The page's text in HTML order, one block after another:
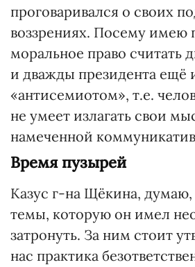
проговаривался о своих
воззрениях. Посему имею
моральное право считать
и дважды президента ещё
«антисемиотом», т.е.
не умеет излагать свои
намеченной
Время пузырей
Казус г-на Щёкина,
темы, которую он имел
затронуть. За ним стоит
нас практика